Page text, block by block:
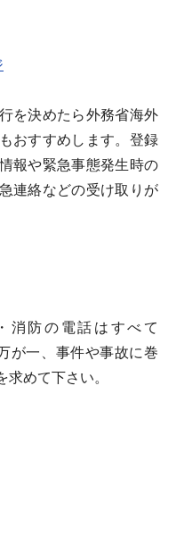
を決めたら外務省海外
おすすめします。登録
報や緊急事態発生時の
連絡などの受け取りが
消防の電話はすべて
が一、事件や事故に巻
めて下さい。